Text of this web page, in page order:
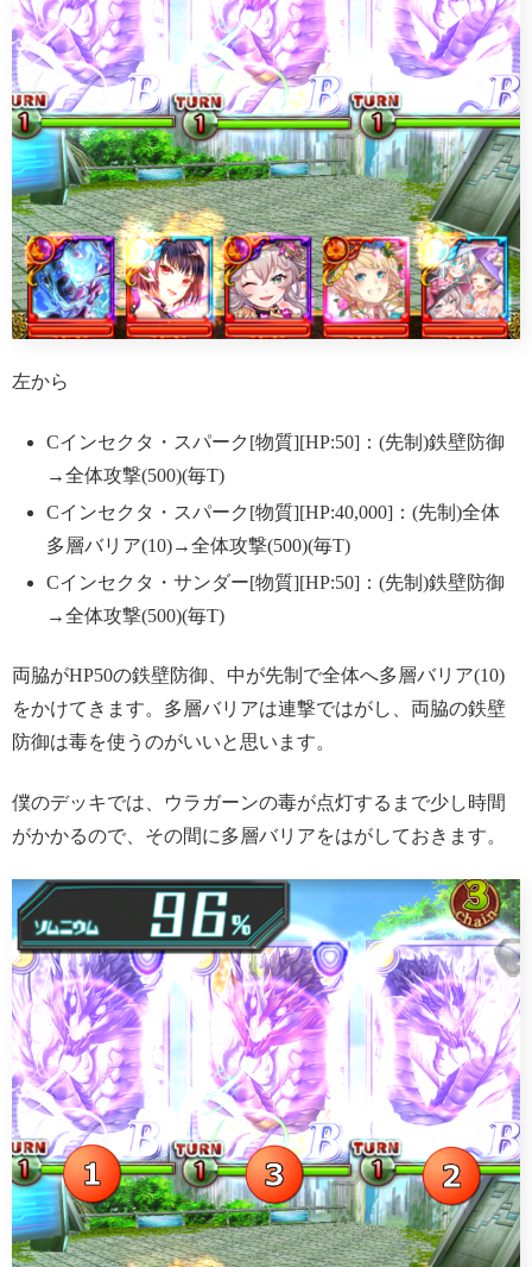
左から
Cインセクタ・スパーク[物質][HP:50]：(先制)鉄壁防御
→全体攻撃(500)(毎T)
Cインセクタ・スパーク[物質][HP:40,000]：(先制)全体
多層バリア(10)→全体攻撃(500)(毎T)
Cインセクタ・サンダー[物質][HP:50]：(先制)鉄壁防御
→全体攻撃(500)(毎T)
両脇がHP50の鉄壁防御、中が先制で全体へ多層バリア(10)
をかけてきます。多層バリアは連撃ではがし、両脇の鉄壁
防御は毒を使うのがいいと思います。
僕のデッキでは、ウラガーンの毒が点灯するまで少し時間
がかかるので、その間に多層バリアをはがしておきます。